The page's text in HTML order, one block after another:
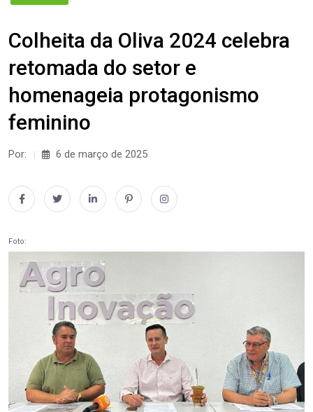
Colheita da Oliva 2024 celebra
retomada do setor e
homenageia protagonismo
feminino
Por: 6 de março de 2025
Foto: